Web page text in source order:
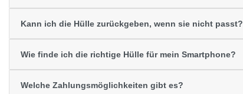
Kann ich die Hülle zurückgeben, wenn sie nicht passt?
Wie finde ich die richtige Hülle für mein Smartphone?
Welche Zahlungsmöglichkeiten gibt es?